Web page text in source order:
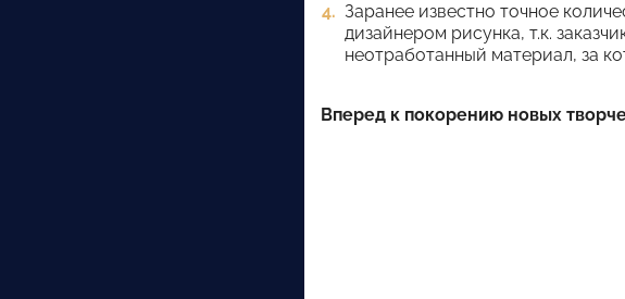
Заранее известно точное
дизайнером рисунка, т.к.
неотработанный материал, за
Вперед к покорению новых